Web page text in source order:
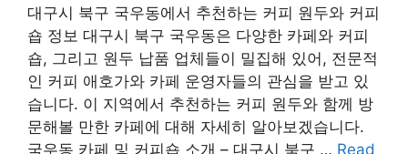
대구시 북구 국우동에서 추천하는 커피 원두와 커피
숍 정보 대구시 북구 국우동은 다양한 카페와 커피
숍, 그리고 원두 납품 업체들이 밀집해 있어, 전문적
인 커피 애호가와 카페 운영자들의 관심을 받고 있
습니다. 이 지역에서 추천하는 커피 원두와 함께 방
문해볼 만한 카페에 대해 자세히 알아보겠습니다.
국우동 카페 및 커피숍 소개 – 대구시 북구 … Read